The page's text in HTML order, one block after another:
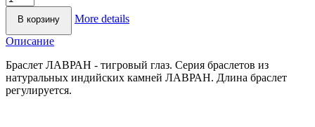
More details
Описание
Браслет ЛАВРАН - тигровый глаз. Серия браслетов из
натуральных индийских камней ЛАВРАН. Длина браслет
регулируется.